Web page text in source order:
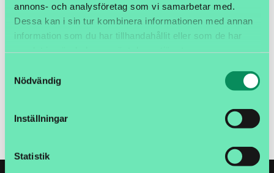
annons- och analysföretag som vi samarbetar med.
Dessa kan i sin tur kombinera informationen med annan
information som du har tillhandahållit eller som de har
Nödvändig
Inställningar
Statistik
Digitaliseringen Digital logistics Carriers
Under de senaste sex åren har vi på Logtrade haft
ett nära och inspirerande samarbete med Iowa...